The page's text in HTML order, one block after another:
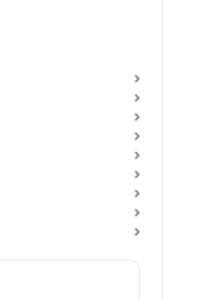
⌄
⌄
⌄
⌄
⌄
⌄
⌄
⌄
⌄